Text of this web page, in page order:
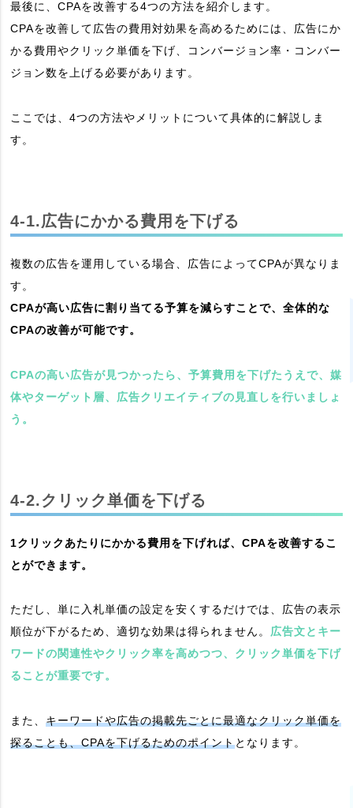
最後に、CPAを改善する4つの方法を紹介します。
CPAを改善して広告の費用対効果を高めるためには、広告にか
かる費用やクリック単価を下げ、コンバージョン率・コンバー
ジョン数を上げる必要があります。
ここでは、4つの方法やメリットについて具体的に解説しま
す。
4-1.広告にかかる費用を下げる
複数の広告を運用している場合、広告によってCPAが異なりま
す。
CPAが高い広告に割り当てる予算を減らすことで、全体的な
CPAの改善が可能です。
CPAの高い広告が見つかったら、予算費用を下げたうえで、媒
体やターゲット層、広告クリエイティブの見直しを行いましょ
う。
4-2.クリック単価を下げる
1クリックあたりにかかる費用を下げれば、CPAを改善するこ
とができます。
ただし、単に入札単価の設定を安くするだけでは、広告の表示
順位が下がるため、適切な効果は得られません。 広告文とキー
ワードの関連性やクリック率を高めつつ、クリック単価を下げ
ることが重要です。
また、キーワードや広告の掲載先ごとに最適なクリック単価を
探ることも、CPAを下げるためのポイントとなります。